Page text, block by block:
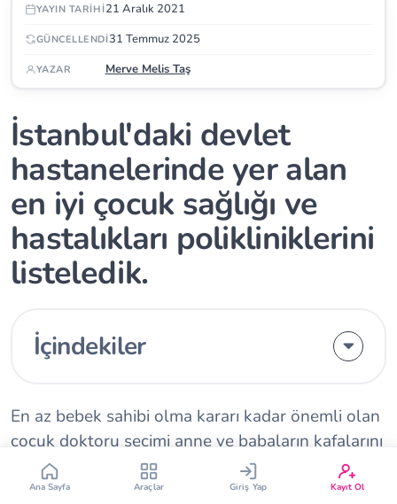
YAYIN TARIHI21 Aralık 2021
GÜNCELLENDI31 Temmuz 2025
YAZAR Merve Melis Taş
İstanbul'daki devlet
hastanelerinde yer alan
en iyi çocuk sağlığı ve
hastalıkları polikliniklerini
listeledik.
İçindekiler
En az bebek sahibi olma kararı kadar önemli olan
çocuk doktoru seçimi anne ve babaların kafalarını
meşgul eder. Etkili iletişimden bebeğe gösterilen
hassasiyete kadar verilen sağlık hizmetleriyle göz
Çin Takvimi
Yumurtlama Hesaplama Gebe Sözlüğü
Ana Sayfa Araçlar Giriş Yap Kayıt Ol